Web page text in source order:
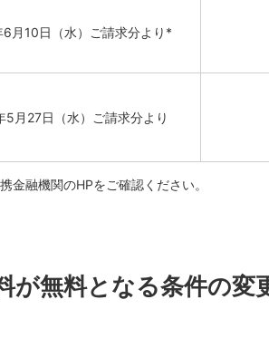
月10日（水） ご請求分より*
5月27日（水） ご請求分より
金融機関のHPをご確認ください。
が無料となる条件の変